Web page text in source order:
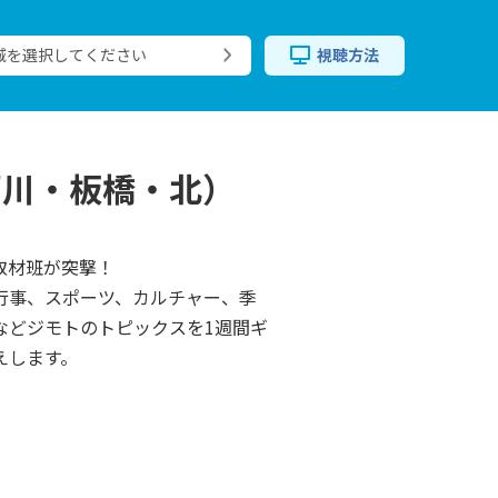
を選択してください 視聴方法
・板橋・北）
班が突撃！
、スポーツ、カルチャー、季
ジモトのトピックスを1週間ギ
ます。